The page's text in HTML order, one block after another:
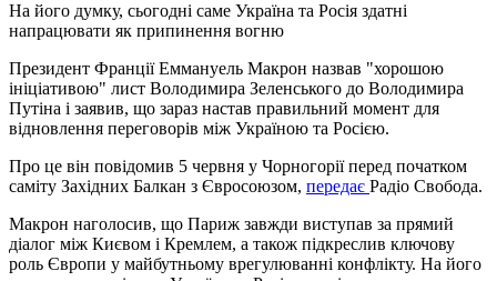
На його думку, сьогодні саме Україна та Росія здатні
напрацювати як припинення вогню
Президент Франції Еммануель Макрон назвав "хорошою
ініціативою" лист Володимира Зеленського до Володимира
Путіна і заявив, що зараз настав правильний момент для
відновлення переговорів між Україною та Росією.
Про це він повідомив 5 червня у Чорногорії перед початком
саміту Західних Балкан з Євросоюзом, передає Радіо Свобода.
Макрон наголосив, що Париж завжди виступав за прямий
діалог між Києвом і Кремлем, а також підкреслив ключову
роль Європи у майбутньому врегулюванні конфлікту. На його